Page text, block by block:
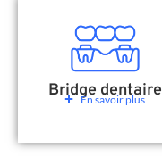
Bridge dentaire
En savoir plus